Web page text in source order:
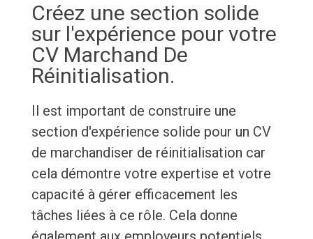
Créez une section solide
sur l'expérience pour votre
CV Marchand De
Réinitialisation.
Il est important de construire une
section d'expérience solide pour un CV
de marchandiser de réinitialisation car
cela démontre votre expertise et votre
capacité à gérer efficacement les
tâches liées à ce rôle. Cela donne